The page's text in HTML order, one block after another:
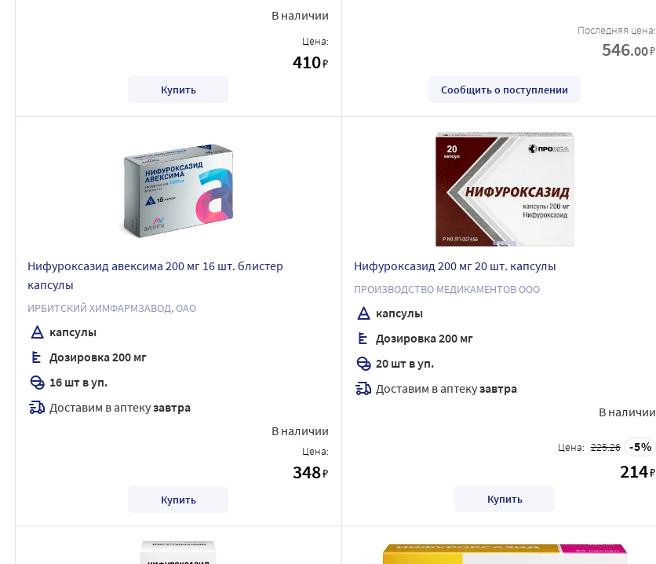
В наличии
Цена:
410₽
Купить
Последняя цена:
546.00₽
Сообщить о поступлении
Нифуроксазид авексима 200 мг 16 шт. блистер
капсулы
ИРБИТСКИЙ ХИМФАРМЗАВОД, ОАО
капсулы
Дозировка 200 мг
16 шт в уп.
Доставим в аптекузавтра
В наличии
Цена:
348₽
Купить
Нифуроксазид 200 мг 20 шт. капсулы
ПРОИЗВОДСТВО МЕДИКАМЕНТОВ ООО
капсулы
Дозировка 200 мг
20 шт в уп.
Доставим в аптекузавтра
В наличии
Цена: 225.26 5
214₽
Купить